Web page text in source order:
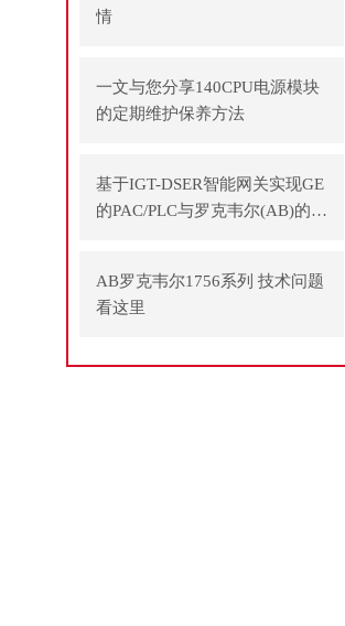
情
一文与您分享140CPU电源模块
的定期维护保养方法
基于IGT-DSER智能网关实现GE
的PAC/PLC与罗克韦尔(AB)的P
AB罗克韦尔1756系列 技术问题
看这里